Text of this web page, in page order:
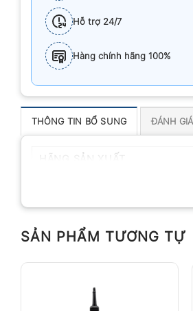
Hỗ trợ 24/7
Hàng chính hãng 100%
THÔNG TIN BỔ SUNG ĐÁNH
SẢN PHẨM TƯƠNG TỰ